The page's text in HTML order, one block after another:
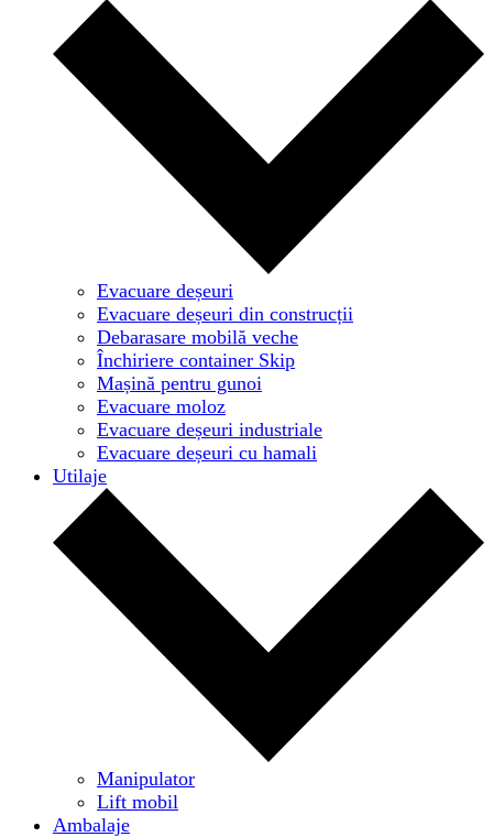
Evacuare deșeuri
Evacuare deșeuri din construcții
Debarasare mobilă veche
Închiriere container Skip
Mașină pentru gunoi
Evacuare moloz
Evacuare deșeuri industriale
Evacuare deșeuri cu hamali
Utilaje
Manipulator
Lift mobil
Ambalaje